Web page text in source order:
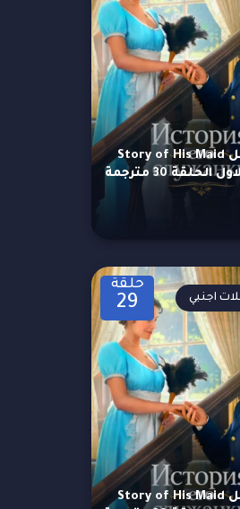
مسلسل Story of His Maid
30 مترجمة
حلقة
29
مسلسل Story of His Maid
اجنبي